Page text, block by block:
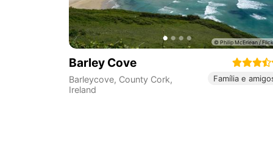
Barley Cove
Barleycove, County Cork,
Ireland
Família e